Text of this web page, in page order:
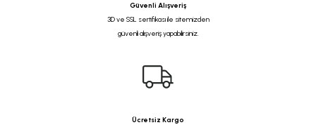
Güvenli Alışveriş
3D ve SSL sertifikası ile sitemizden
güvenli alışveriş yapabilirsiniz.
Ücretsiz Kargo